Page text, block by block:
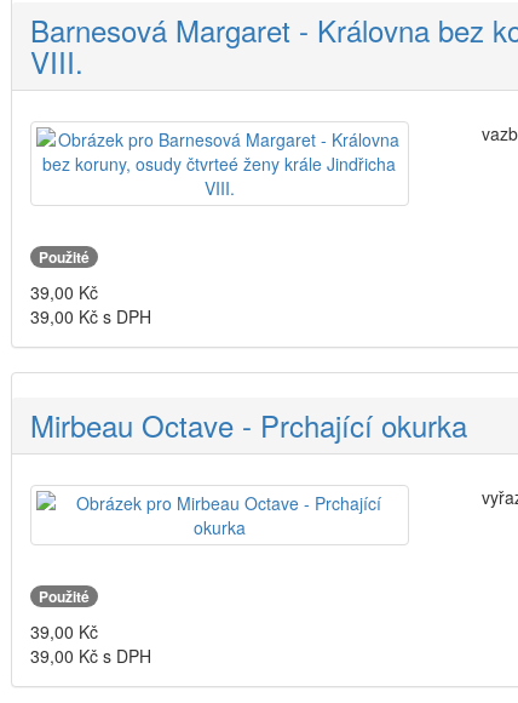
Barnesová Margaret - Královna bez
VIII.
Použité
39,00 Kč
39,00 Kč s DPH
Mirbeau Octave - Prchající okurka
Použité
39,00 Kč
39,00 Kč s DPH